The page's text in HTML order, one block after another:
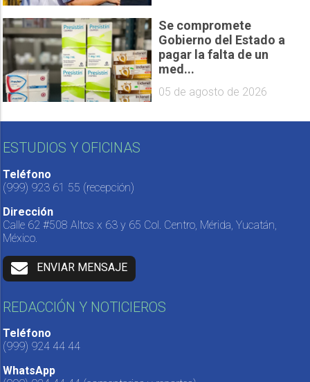
Se compromete
Gobierno del Estado a
pagar la falta de un
med...
05 de agosto de 2026
ESTUDIOS Y OFICINAS
Teléfono
(999) 923 61 55 (recepción)
Dirección
Calle 62 #508 Altos x 63 y 65 Col. Centro, Mérida, Yucatán,
México.
ENVIAR MENSAJE
REDACCIÓN Y NOTICIEROS
Teléfono
(999) 924 44 44
WhatsApp